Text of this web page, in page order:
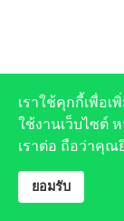
เราใช้คุกกี้เพื่อ
ใช้งานเว็บไซต์
เราต่อ ถือว่าคุ
ยอมรับ